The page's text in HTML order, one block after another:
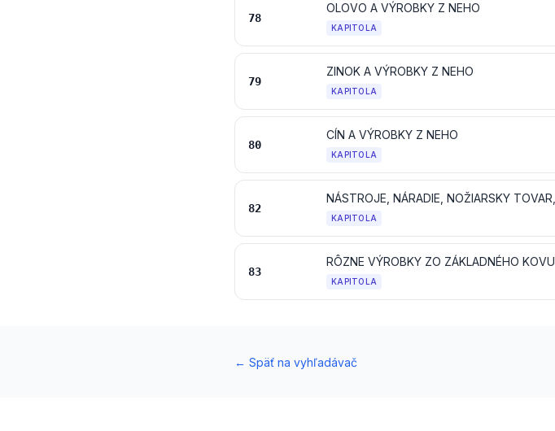
78
OLOVO A VÝROBKY Z NEHO
KAPITOLA
79
ZINOK A VÝROBKY Z NEHO
KAPITOLA
80
CÍN A VÝROBKY Z NEHO
KAPITOLA
82
KAPITOLA
83
RÔZNE VÝROBKY ZO ZÁKLADNÉHO KOVU
KAPITOLA
← Späť na vyhľadávač